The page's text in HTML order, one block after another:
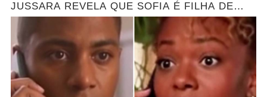
JUSSARA REVELA QUE SOFIA É FILHA DE
MARLON - GRANDE REVELAÇÃO